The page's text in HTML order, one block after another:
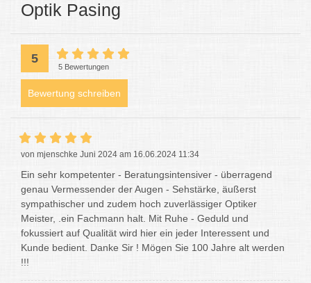
Optik Pasing
5
5 Bewertungen
Bewertung schreiben
von mjenschke Juni 2024 am 16.06.2024 11:34
Ein sehr kompetenter - Beratungsintensiver - überragend
genau Vermessender der Augen - Sehstärke, äußerst
sympathischer und zudem hoch zuverlässiger Optiker
Meister, .ein Fachmann halt. Mit Ruhe - Geduld und
fokussiert auf Qualität wird hier ein jeder Interessent und
Kunde bedient. Danke Sir ! Mögen Sie 100 Jahre alt werden
!!!